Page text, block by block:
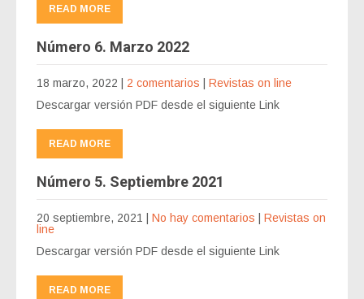
READ MORE
Número 6. Marzo 2022
18 marzo, 2022 2 comentarios
Revistas on line
Descargar versión PDF desde el siguiente Link
READ MORE
Número 5. Septiembre 2021
20 septiembre, 2021 No hay comentarios
Revistas on
line
Descargar versión PDF desde el siguiente Link
READ MORE